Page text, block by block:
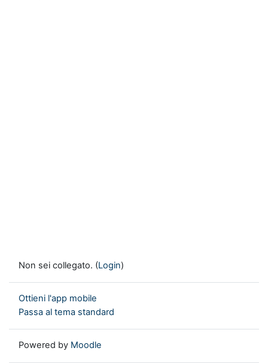
Non sei collegato. (Login)
Ottieni l'app mobile
Passa al tema standard
Powered by Moodle